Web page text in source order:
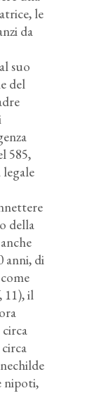
le
da
suo
del
585,
della
anni, di
11), il
nipoti,